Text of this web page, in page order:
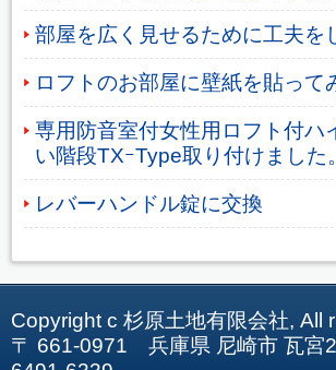
部屋を広く見せるために工夫を
ロフトのお部屋に壁紙を貼って
専用防音室付女性用ロフト付ハ
い階段TXｰType取り付けました。
レバーハンドル錠に交換
Copyright c 杉原土地有限会社, All
〒 661-0971 兵庫県 尼崎市 瓦